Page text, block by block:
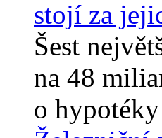
stojí za
Šest
na 48
o